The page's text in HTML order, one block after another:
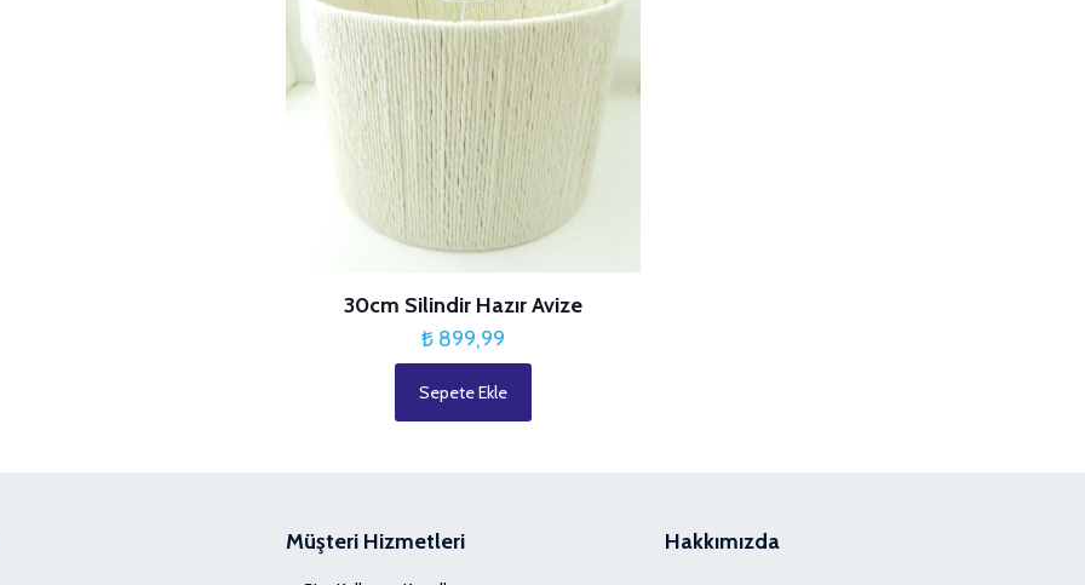
30cm Silindir Hazır Avize
₺ 899,99
Sepete Ekle
Müşteri Hizmetleri Hakkımızda